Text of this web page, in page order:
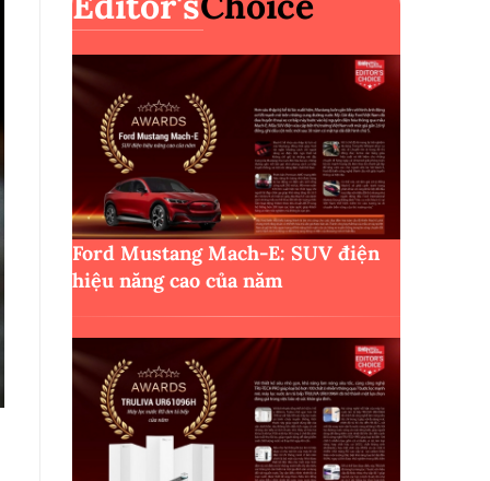
Ford Mustang Mach-E: SUV điện
hiệu năng cao của năm